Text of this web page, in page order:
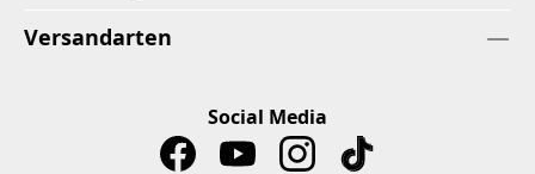
Versandarten
Social Media